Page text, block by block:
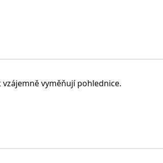
k-tice prvků vybraných z n-
vyměňují pohlednice.